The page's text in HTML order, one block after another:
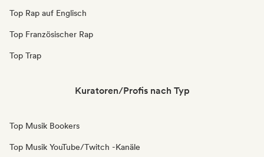
Top Rap auf Englisch
Top Französischer Rap
Top Trap
Kuratoren/Profis nach Typ
Top Musik Bookers
Top Musik YouTube/Twitch -Kanäle